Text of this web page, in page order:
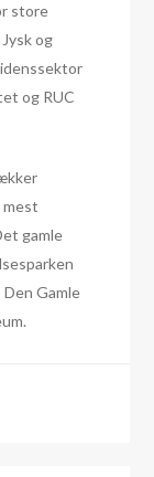
store
og
og RUC
mest
gamle
Gamle